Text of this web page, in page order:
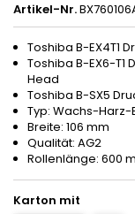
Artikel-Nr.
Toshiba B-EX4T1
Toshiba B-EX6-
Head
Toshiba B-SX5
Typ: Wachs-Harz-
Breite: 106 mm
Qualität: AG2
Rollenlänge: 600
Karton mit